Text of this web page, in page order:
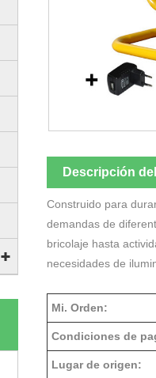
Descripción
Construido para
demandas de
bricolaje hasta
necesidades de
Mi. Orden:
Condiciones de
Lugar de origen: